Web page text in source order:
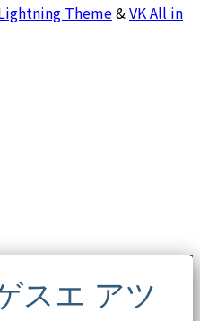
Theme&VK All in
スエ アツ